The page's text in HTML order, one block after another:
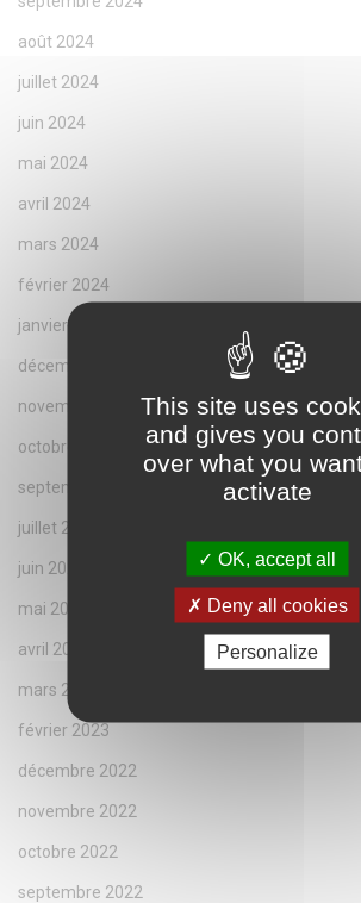
août 2024
juillet 2024
juin 2024
mai 2024
avril 2024
mars 2024
février 2024
janvier 2024
décembre 2023
novembre 2023
octobre 2023
septembre 2023
juillet 2023
juin 2023
mai 2023
avril 2023
mars 2023
février 2023
décembre 2022
novembre 2022
octobre 2022
septembre 2022
This site uses
and gives you
over what you
activate
OK, accept all
Deny all cookies
Personalize